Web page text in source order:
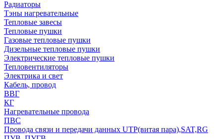
Радиаторы
Тэны нагревательные
Тепловые завесы
Тепловые пушки
Газовые тепловые пушки
Дизельные тепловые пушки
Электрические тепловые пушки
Тепловентиляторы
Электрика и свет
Кабель, провод
ВВГ
КГ
Нагревательные провода
ПВС
Провода связи и передачи данных UTP(витая пара),SAT,RG